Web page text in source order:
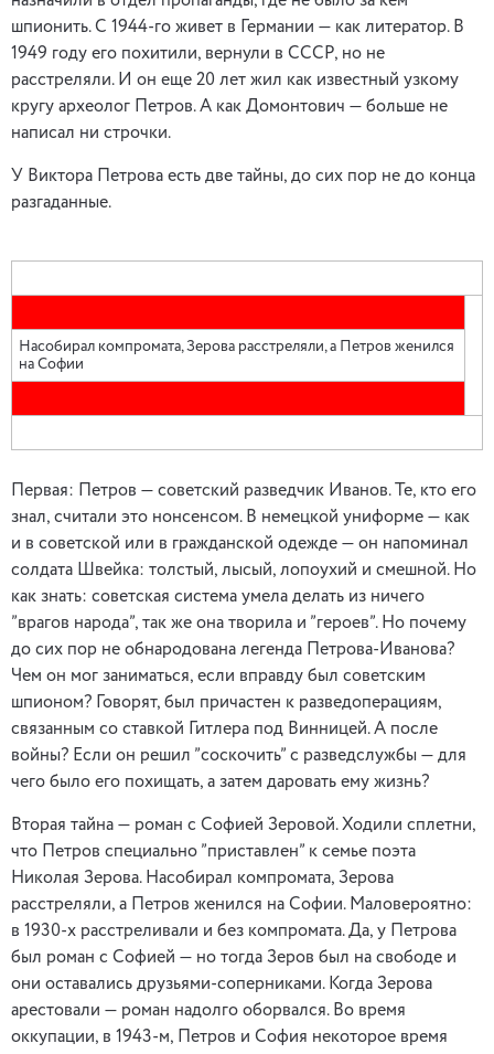
шпионить. С 1944-го живет в Германии — как литератор. В
1949 году его похитили, вернули в СССР, но не
расстреляли. И он еще 20 лет жил как известный узкому
кругу археолог Петров. А как Домонтович — больше не
написал ни строчки.
У Виктора Петрова есть две тайны, до сих пор не до конца
разгаданные.
Насобирал компромата, Зерова расстреляли, а Петров женился
на Софии
Первая: Петров — советский разведчик Иванов. Те, кто его
знал, считали это нонсенсом. В немецкой униформе — как
и в советской или в гражданской одежде — он напоминал
солдата Швейка: толстый, лысый, лопоухий и смешной. Но
как знать: советская система умела делать из ничего
”врагов народа”, так же она творила и ”героев”. Но почему
до сих пор не обнародована легенда Петрова-Иванова?
Чем он мог заниматься, если вправду был советским
шпионом? Говорят, был причастен к разведоперациям,
связанным со ставкой Гитлера под Винницей. А после
войны? Если он решил ”соскочить” с разведслужбы — для
чего было его похищать, а затем даровать ему жизнь?
Вторая тайна — роман с Софией Зеровой. Ходили сплетни,
что Петров специально ”приставлен” к семье поэта
Николая Зерова. Насобирал компромата, Зерова
расстреляли, а Петров женился на Софии. Маловероятно:
в 1930-х расстреливали и без компромата. Да, у Петрова
был роман с Софией — но тогда Зеров был на свободе и
они оставались друзьями-соперниками. Когда Зерова
арестовали — роман надолго оборвался. Во время
оккупации, в 1943-м, Петров и София некоторое время